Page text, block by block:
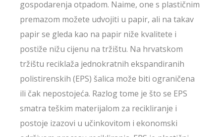
gospodarenja otpadom. Naime, one s plastičnim
premazom možete udvojiti u papir, ali na takav
papir se gleda kao na papir niže kvalitete i
postiže nižu cijenu na tržištu. Na hrvatskom
tržištu reciklaža jednokratnih ekspandiranih
polistirenskih (EPS) šalica može biti ograničena
ili čak nepostojeća. Razlog tome je što se EPS
smatra teškim materijalom za recikliranje i
postoje izazovi u učinkovitom i ekonomski